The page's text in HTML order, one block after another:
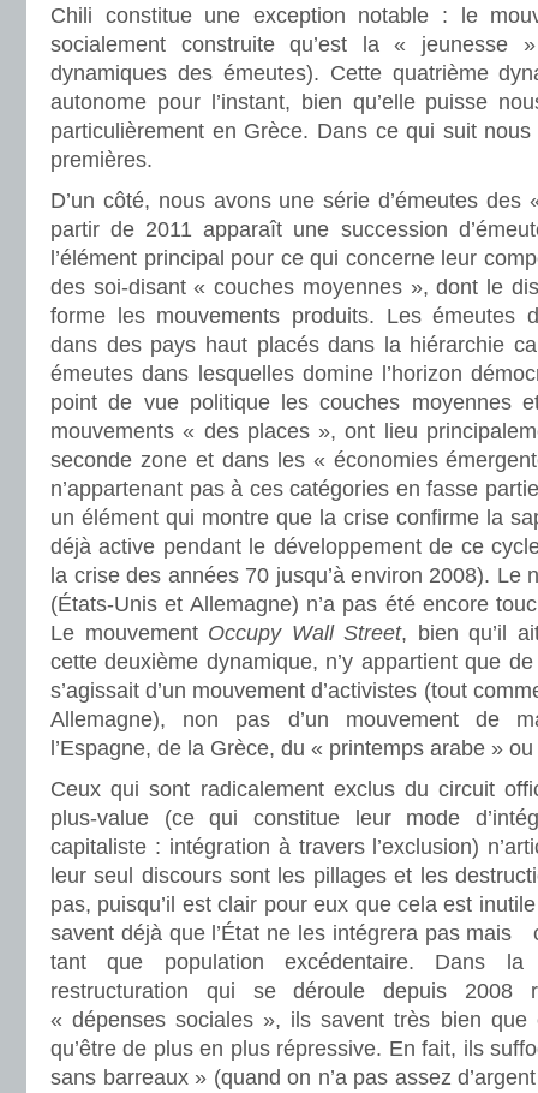
Chili constitue une exception notable : le
socialement construite qu’est la « jeunesse
dynamiques des émeutes). Cette quatrième
autonome pour l’instant, bien qu’elle puisse
particulièrement en Grèce. Dans ce qui suit
premières.
D’un côté, nous avons une série d’émeutes des
partir de 2011 apparaît une succession
l’élément principal pour ce qui concerne leur
des soi-disant « couches moyennes », dont le
forme les mouvements produits. Les émeutes
dans des pays haut placés dans la hiérarchie
émeutes dans lesquelles domine l’horizon
point de vue politique les couches moyennes
mouvements « des places », ont lieu
seconde zone et dans les « économies
n’appartenant pas à ces catégories en fasse
un élément qui montre que la crise confirme la
déjà active pendant le développement de ce
la crise des années 70 jusqu’à environ 2008). Le
(États-Unis et Allemagne) n’a pas été encore
Le mouvement Occupy Wall Street, bien qu’il
cette deuxième dynamique, n’y appartient que
s’agissait d’un mouvement d’activistes (tout
Allemagne), non pas d’un mouvement de
l’Espagne, de la Grèce, du « printemps arabe »
Ceux qui sont radicalement exclus du circuit
plus-value (ce qui constitue leur mode
capitaliste : intégration à travers l’exclusion)
leur seul discours sont les pillages et les
pas, puisqu’il est clair pour eux que cela est
savent déjà que l’État ne les intégrera pas mais
tant que population excédentaire. Dans
restructuration qui se déroule depuis 2008
« dépenses sociales », ils savent très bien que
qu’être de plus en plus répressive. En fait, ils
sans barreaux » (quand on n’a pas assez